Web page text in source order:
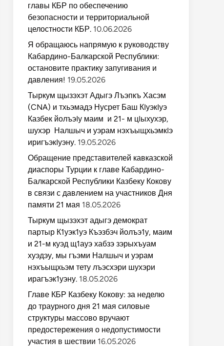
главы КБР по обеспечению
безопасности и территориальной
целостности КБР. 10.06.2026
Я обращаюсь напрямую к руководству
Кабардино-Балкарской Республики:
остановите практику запугивания и
давления! 19.05.2026
Тыркум щызэхэт Адыгэ Лъэпкъ Хасэм
(CNA) и тхьэмадэ Нусрет Баш КIуэкIуэ
Казбек йолъэIу маим и 21- м цIыхухэр,
шухэр Налшыч и уэрам нэхъыщхьэмкIэ
иригъэкIуэну. 19.05.2026
Обращение представителей кавказской
диаспоры Турции к главе Кабардино-
Балкарской Республики Казбеку Кокову
в связи с давлением на участников Дня
памяти 21 мая 18.05.2026
Тыркум щызэхэт адыгэ демократ
партыр К1уэк1уэ Къэзбэч йолъэ1у, маим
и 21-м куэд щ1ауэ хабзэ зэрыхъуам
хуэдэу, мы гъэми Налшыч и уэрам
нэхъыщхьэм тету лъэсхэри шухэри
ирагъэк1уэну. 18.05.2026
Главе КБР Казбеку Кокову: за неделю
до траурного дня 21 мая силовые
структуры массово вручают
предостережения о недопустимости
участия в шествии 16.05.2026